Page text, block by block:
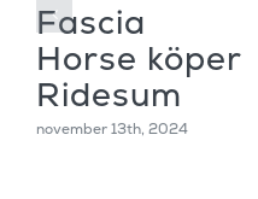
Fascia
Horse köper
Ridesum
november 13th, 2024